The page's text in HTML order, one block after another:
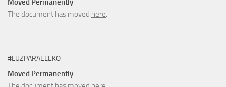
Moved Permanently
The document has moved here.
#LUZPARAELEKO
Moved Permanently